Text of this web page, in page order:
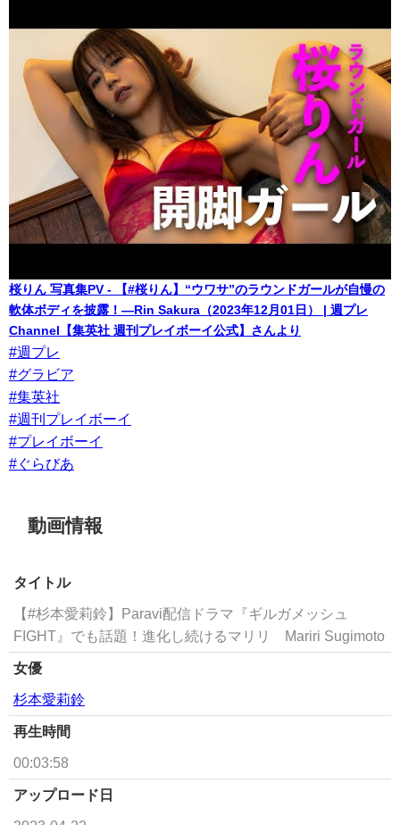
桜りん 写真集PV - 【#桜りん】“ウワサ”のラウンドガールが自慢の
軟体ボディを披露！―Rin Sakura（2023年12月01日） | 週プレ
Channel【集英社 週刊プレイボーイ公式】さんより
#週プレ
#グラビア
#集英社
#週刊プレイボーイ
#プレイボーイ
#ぐらびあ
動画情報
タイトル
【#杉本愛莉鈴】Paravi配信ドラマ『ギルガメッシュ
FIGHT』でも話題！進化し続けるマリリ Mariri Sugimoto
女優
杉本愛莉鈴
再生時間
00:03:58
アップロード日